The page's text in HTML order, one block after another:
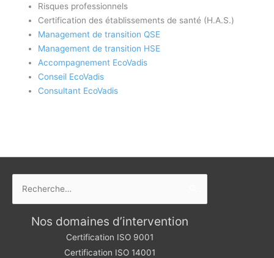
Risques professionnels
Certification des établissements de santé (H.A.S.)
Management de transition QSE
Management de transition HSE
Accompagnement EcoVadis
Conseil EcoVadis
Consultant EcoVadis
Nos domaines d’intervention
Certification ISO 9001
Certification ISO 14001